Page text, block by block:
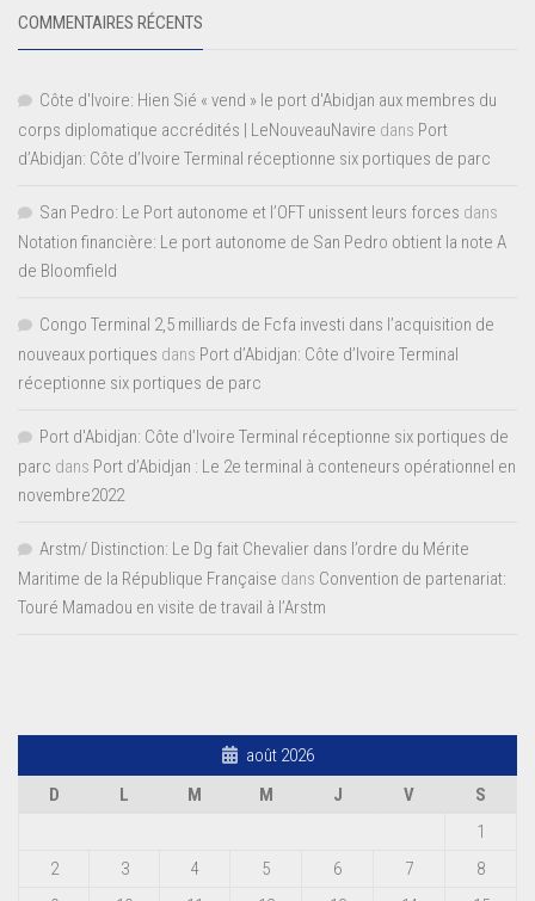
COMMENTAIRES RÉCENTS
Côte d'Ivoire: Hien Sié « vend » le port d'Abidjan aux membres du
corps diplomatique accrédités | LeNouveauNavire dans Port
d’Abidjan: Côte d’Ivoire Terminal réceptionne six portiques de parc
San Pedro: Le Port autonome et l’OFT unissent leurs forces dans
Notation financière: Le port autonome de San Pedro obtient la note A
de Bloomfield
Congo Terminal 2,5 milliards de Fcfa investi dans l’acquisition de
nouveaux portiques dans Port d’Abidjan: Côte d’Ivoire Terminal
réceptionne six portiques de parc
Port d'Abidjan: Côte d’Ivoire Terminal réceptionne six portiques de
parc dans Port d’Abidjan : Le 2e terminal à conteneurs opérationnel en
novembre2022
Arstm/ Distinction: Le Dg fait Chevalier dans l’ordre du Mérite
Maritime de la République Française dans Convention de partenariat:
Touré Mamadou en visite de travail à l’Arstm
août 2026
D
L M M J V
S
1
2
3 4 5 6 7
8